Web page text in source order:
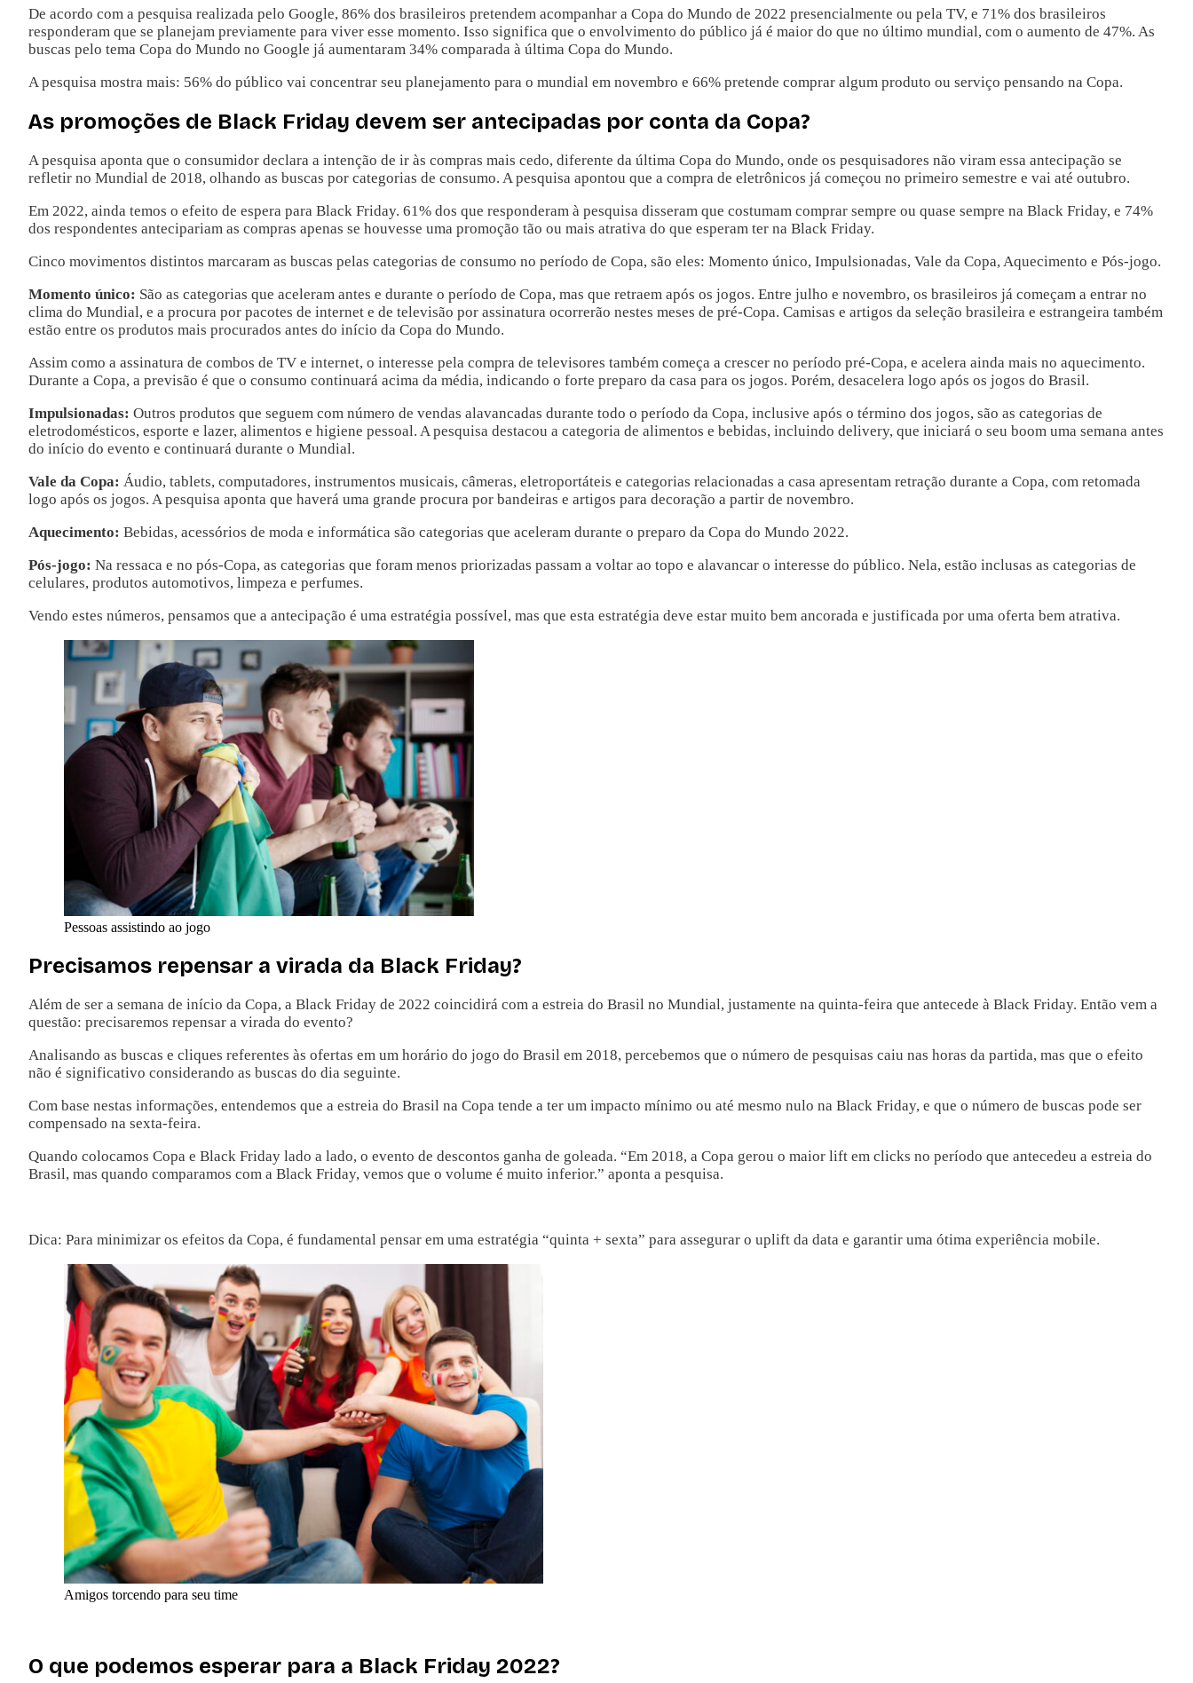
De acordo com a pesquisa realizada pelo Google, 86% dos brasileiros pretendem acompanhar a Copa do Mundo de 2022 presencialmente ou pela TV, e 71% dos brasileiros
responderam que se planejam previamente para viver esse momento. Isso significa que o envolvimento do público já é maior do que no último mundial, com o aumento de 47%. As
buscas pelo tema Copa do Mundo no Google já aumentaram 34% comparada à última Copa do Mundo.
A pesquisa mostra mais: 56% do público vai concentrar seu planejamento para o mundial em novembro e 66% pretende comprar algum produto ou serviço pensando na Copa.
As promoções de Black Friday devem ser antecipadas por conta da Copa?
A pesquisa aponta que o consumidor declara a intenção de ir às compras mais cedo, diferente da última Copa do Mundo, onde os pesquisadores não viram essa antecipação se
refletir no Mundial de 2018, olhando as buscas por categorias de consumo. A pesquisa apontou que a compra de eletrônicos já começou no primeiro semestre e vai até outubro.
Em 2022, ainda temos o efeito de espera para Black Friday. 61% dos que responderam à pesquisa disseram que costumam comprar sempre ou quase sempre na Black Friday, e 74%
dos respondentes antecipariam as compras apenas se houvesse uma promoção tão ou mais atrativa do que esperam ter na Black Friday.
Cinco movimentos distintos marcaram as buscas pelas categorias de consumo no período de Copa, são eles: Momento único, Impulsionadas, Vale da Copa, Aquecimento e Pós-jogo.
Momento único: São as categorias que aceleram antes e durante o período de Copa, mas que retraem após os jogos. Entre julho e novembro, os brasileiros já começam a entrar no
clima do Mundial, e a procura por pacotes de internet e de televisão por assinatura ocorrerão nestes meses de pré-Copa. Camisas e artigos da seleção brasileira e estrangeira também
estão entre os produtos mais procurados antes do início da Copa do Mundo.
Assim como a assinatura de combos de TV e internet, o interesse pela compra de televisores também começa a crescer no período pré-Copa, e acelera ainda mais no aquecimento.
Durante a Copa, a previsão é que o consumo continuará acima da média, indicando o forte preparo da casa para os jogos. Porém, desacelera logo após os jogos do Brasil.
Impulsionadas: Outros produtos que seguem com número de vendas alavancadas durante todo o período da Copa, inclusive após o término dos jogos, são as categorias de
eletrodomésticos, esporte e lazer, alimentos e higiene pessoal. A pesquisa destacou a categoria de alimentos e bebidas, incluindo delivery, que iniciará o seu boom uma semana antes
do início do evento e continuará durante o Mundial.
Vale da Copa: Áudio, tablets, computadores, instrumentos musicais, câmeras, eletroportáteis e categorias relacionadas a casa apresentam retração durante a Copa, com retomada
logo após os jogos. A pesquisa aponta que haverá uma grande procura por bandeiras e artigos para decoração a partir de novembro.
Aquecimento: Bebidas, acessórios de moda e informática são categorias que aceleram durante o preparo da Copa do Mundo 2022.
Pós-jogo: Na ressaca e no pós-Copa, as categorias que foram menos priorizadas passam a voltar ao topo e alavancar o interesse do público. Nela, estão inclusas as categorias de
celulares, produtos automotivos, limpeza e perfumes.
Vendo estes números, pensamos que a antecipação é uma estratégia possível, mas que esta estratégia deve estar muito bem ancorada e justificada por uma oferta bem atrativa.
Pessoas assistindo ao jogo
Precisamos repensar a virada da Black Friday?
Além de ser a semana de início da Copa, a Black Friday de 2022 coincidirá com a estreia do Brasil no Mundial, justamente na quinta-feira que antecede à Black Friday. Então vem a
questão: precisaremos repensar a virada do evento?
Analisando as buscas e cliques referentes às ofertas em um horário do jogo do Brasil em 2018, percebemos que o número de pesquisas caiu nas horas da partida, mas que o efeito
não é significativo considerando as buscas do dia seguinte.
Com base nestas informações, entendemos que a estreia do Brasil na Copa tende a ter um impacto mínimo ou até mesmo nulo na Black Friday, e que o número de buscas pode ser
compensado na sexta-feira.
Quando colocamos Copa e Black Friday lado a lado, o evento de descontos ganha de goleada. “Em 2018, a Copa gerou o maior lift em clicks no período que antecedeu a estreia do
Brasil, mas quando comparamos com a Black Friday, vemos que o volume é muito inferior.” aponta a pesquisa.
Dica: Para minimizar os efeitos da Copa, é fundamental pensar em uma estratégia “quinta + sexta” para assegurar o uplift da data e garantir uma ótima experiência mobile.
Amigos torcendo para seu time
O que podemos esperar para a Black Friday 2022?